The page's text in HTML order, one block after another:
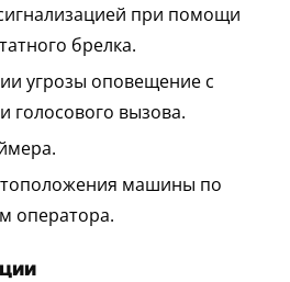
при помощи
брелка.
угрозы оповещение с
вызова.
машины по
оператора.